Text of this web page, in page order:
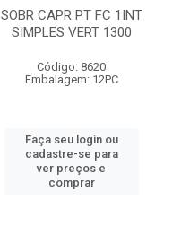
SOBR CAPR PT FC 1INT
SIMPLES VERT 1300
Código: 8620
Embalagem: 12PC
Faça seu login ou
cadastre-se para
ver preços e
comprar